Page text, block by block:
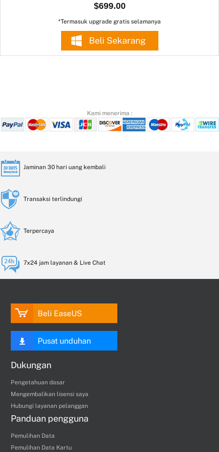
$699.00
*Termasuk upgrade gratis selamanya
Beli Sekarang
Kami menerima :
Jaminan 30 hari uang kembali
Transaksi terlindungi
Terpercaya
7x24 jam layanan & Live Chat
Beli EaseUS
Pusat unduhan
Dukungan
Pengetahuan dasar
Mengembalikan lisensi saya
Hubungi layanan pelanggan
Panduan pengguna
Pemulihan Data
Pemulihan Data Kartu